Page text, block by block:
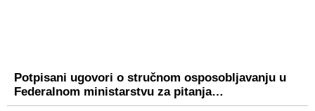
Potpisani ugovori o stručnom osposobljavanju u
Federalnom ministarstvu za pitanja…